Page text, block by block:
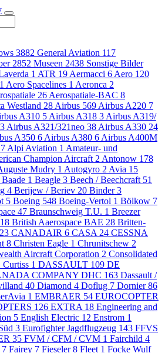
3882 General Aviation 117
2852 Museen 2438 Sonstige Bilder
1 ATR 19 Aermacci 6 Aero 120
1 Aero Spacelines 1 Aeronca 2
26 Aerospatiale-BAC 8
Westland 28 Airbus 569 Airbus A220 7
A310 5 Airbus A318 3 Airbus A319/
Airbus A321/321neo 38 Airbus A330 24
A350 6 Airbus A380 6 Airbus A400M
7 Alpi Aviation 1 Amateur- und
Champion Aircraft 2 Antonow 178
Mudry 1 Autogyro 2 Avia 15
Baade 1 Beagle 3 Beech / Beechcraft 51
4 Berijew / Beriev 20 Binder3
5 Boeing 548 Boeing-Vertol 1 Bölkow 7
47 Braunschweig T.U. 1 Breezer
18 British Aaerospace BAE 28 Britten-
23 CANADAIR 6 CASA 24 CESSNA
8 Christen Eagle 1 Chrunitschew 2
Aircraft Corporation 2 Consolidated
Curtiss 1 DASSAULT 109 DE
COMPANY DHC 163 Dassault /
40 Diamond 4 Doflug 7 Dornier86
1 EMBRAER 54 EUROCOPTER
126 EXTRA 18 Engineering and
5 English Electric 12 Enstrom 1
3 Eurofighter Jagdflugzeug 143 FFVS
35 FVM / CFM / CVM 1 Fairchild 4
7 Fairey 7 Fieseler8 Fleet 1 Focke Wulf